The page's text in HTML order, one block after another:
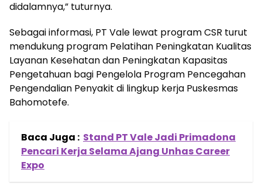
didalamnya,” tuturnya.
Sebagai informasi, PT Vale lewat program CSR turut
mendukung program Pelatihan Peningkatan Kualitas
Layanan Kesehatan dan Peningkatan Kapasitas
Pengetahuan bagi Pengelola Program Pencegahan
Pengendalian Penyakit di lingkup kerja Puskesmas
Bahomotefe.
Baca Juga : Stand PT Vale Jadi Primadona
Pencari Kerja Selama Ajang Unhas Career
Expo